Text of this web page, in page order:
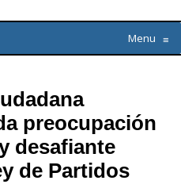
Menu ≡
preocupación
desafiante
de Partidos